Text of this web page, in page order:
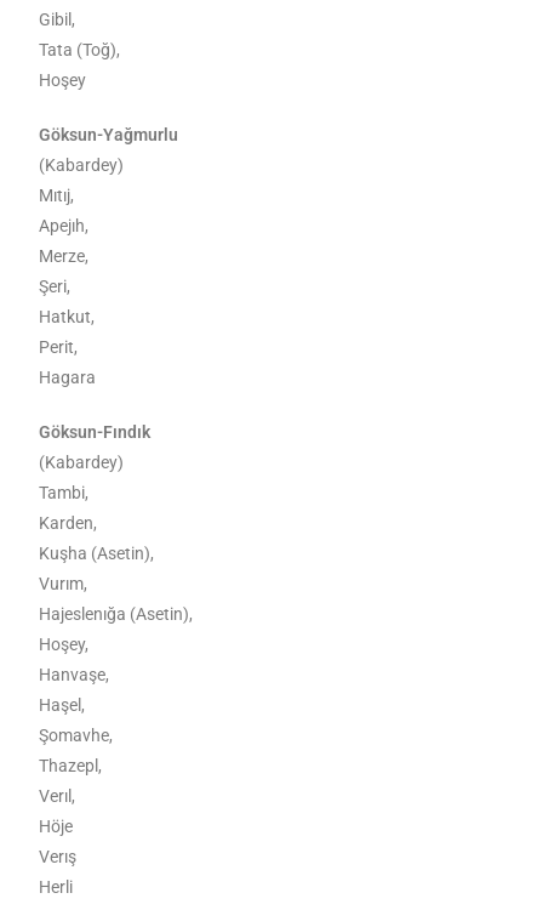
Gibil,
Tata (Toğ),
Hoşey
Göksun-Yağmurlu
(Kabardey)
Mıtıj,
Apejıh,
Merze,
Şeri,
Hatkut,
Perit,
Hagara
Göksun-Fındık
(Kabardey)
Tambi,
Karden,
Kuşha (Asetin),
Vurım,
Hajeslenığa (Asetin),
Hoşey,
Hanvaşe,
Haşel,
Şomavhe,
Thazepl,
Verıl,
Höje
Verış
Herli